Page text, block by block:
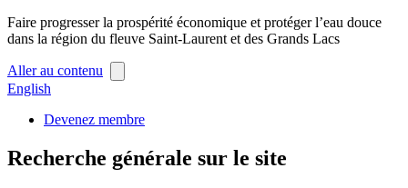
Faire progresser la prospérité économique et protéger l’eau douce
dans la région du fleuve Saint-Laurent et des Grands Lacs
Aller au contenu
English
Devenez membre
Recherche générale sur le site